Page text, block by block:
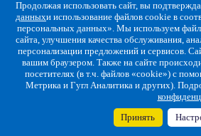
Продолжая использовать сайт, вы
данныхи использование файлов cookie в
персональных данных». Мы используем
сайта, улучшения качества обслуживания,
персонализации предложений и сервисов.
вашим браузером. Также на сайте
посетителях (в т.ч. файлов «cookie») с
Метрика и Гугл Аналитика и других).
Принять